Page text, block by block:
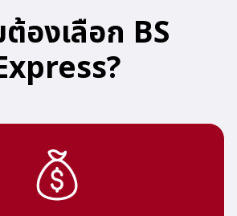
ต้องเลือก BS